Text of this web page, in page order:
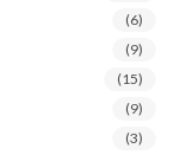
(6)
(9)
(15)
(9)
(3)